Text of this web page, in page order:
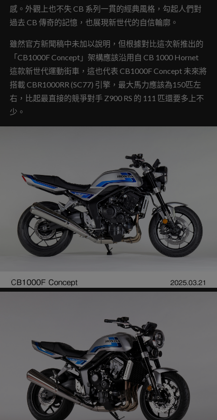
感。外觀上也不失 CB 系列一貫的經典風格，勾起人們對
過去 CB 傳奇的記憶，也展現新世代的自信輪廓。
雖然官方新聞稿中未加以說明，但根據對比這次新推出的
「CB1000F Concept」架構應該沿用自 CB 1000 Hornet
這款新世代運動街車，這也代表 CB1000F Concept 未來將
搭載 CBR1000RR (SC77) 引擎，最大馬力應該為150匹左
右，比起最直接的競爭對手 Z900 RS 的 111 匹還要多上不
少。